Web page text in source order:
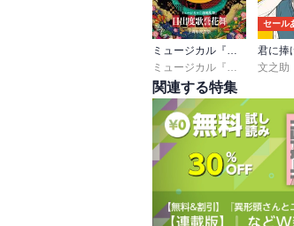
ミュージカル『刀剣乱舞』 目出度歌誉花舞 十周年祝賀祭 パンフレット【電子版】
ミュージカル『刀剣乱舞』製作委員会
セール
君に捧
文之助
関連する特集